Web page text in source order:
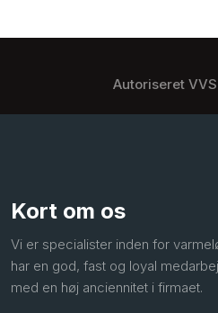
Autoriseret
Kort om os
Vi er specialister inden for
har en god, fast og loyal
med en høj anciennitet i firmaet.